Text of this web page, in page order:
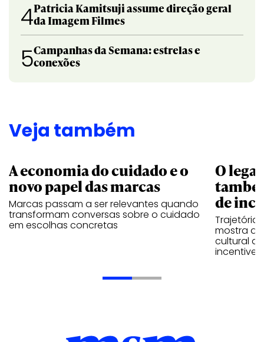
4Patricia Kamitsuji assume direção geral
da Imagem Filmes
5Campanhas da Semana: estrelas e
conexões
Veja também
A economia do cuidado e o
novo papel das marcas
Marcas passam a ser relevantes quando
transformam conversas sobre o cuidado
em escolhas concretas
O
de
Trajetória
mostra
cultural
incentive